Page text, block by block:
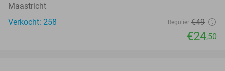
Maastricht
Verkocht: 258
Regulier €49
€24,50